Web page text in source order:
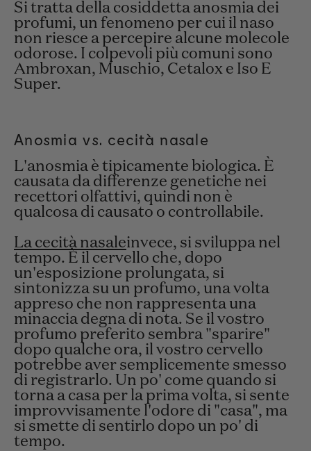
Si tratta della cosiddetta anosmia dei
profumi, un fenomeno per cui il naso
non riesce a percepire alcune molecole
odorose. I colpevoli più comuni sono
Ambroxan, Muschio, Cetalox e Iso E
Super.
Anosmia vs. cecità nasale
L'anosmia è tipicamente biologica. È
causata da differenze genetiche nei
recettori olfattivi, quindi non è
qualcosa di causato o controllabile.
La cecità nasaleinvece, si sviluppa nel
tempo. È il cervello che, dopo
un'esposizione prolungata, si
sintonizza su un profumo, una volta
appreso che non rappresenta una
minaccia degna di nota. Se il vostro
profumo preferito sembra "sparire"
dopo qualche ora, il vostro cervello
potrebbe aver semplicemente smesso
di registrarlo. Un po' come quando si
torna a casa per la prima volta, si sente
improvvisamente l'odore di "casa", ma
si smette di sentirlo dopo un po' di
tempo.